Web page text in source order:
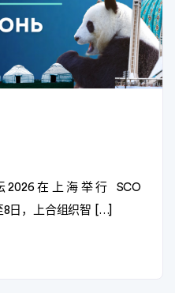
在上海举行 SCO
日，上合组织智 […]